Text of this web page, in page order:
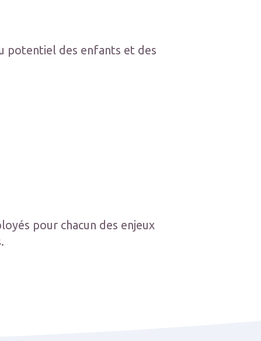
potentiel des enfants et des
pour chacun des enjeux